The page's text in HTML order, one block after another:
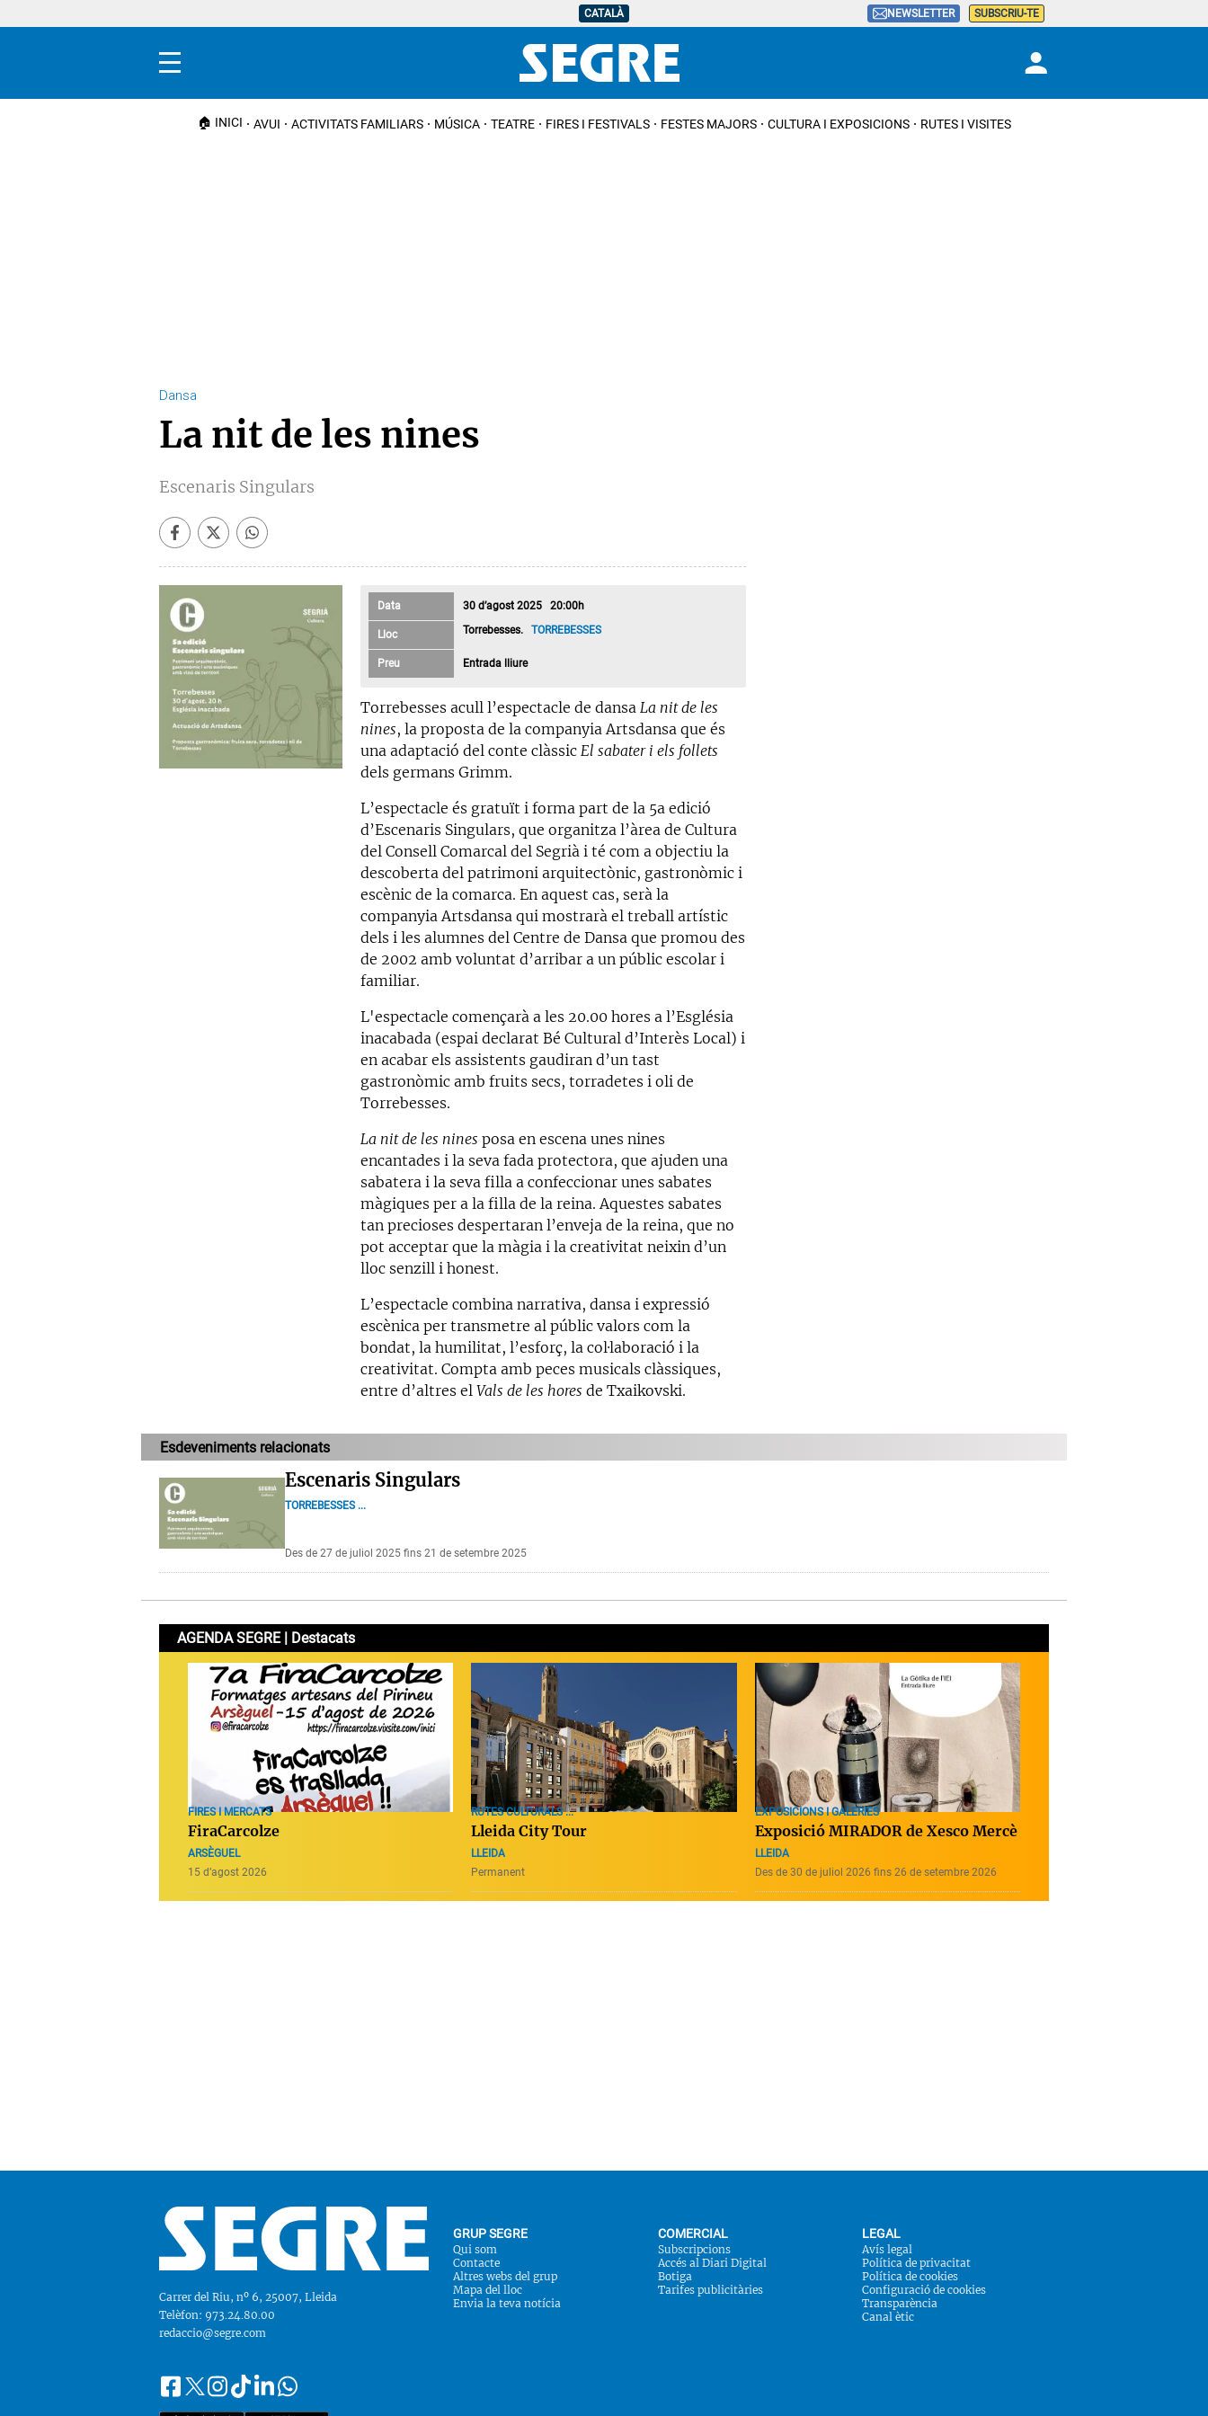
CATALÀ NEWSLETTER SUBSCRIU-TE
Menú
🏠 INICI AVUI ACTIVITATS FAMILIARS MÚSICA TEATRE FIRES I FESTIVALS FESTES MAJORS CULTURA I EXPOSICIONS RUTES I VISITES
Dansa
La nit de les nines
Escenaris Singulars
Data 30 d’agost 2025 20:00h
Lloc Torrebesses. TORREBESSES
Preu Entrada lliure
Torrebesses acull l’espectacle de dansa La nit de les
nines, la proposta de la companyia Artsdansa que és
una adaptació del conte clàssic El sabater i els follets
dels germans Grimm.
L’espectacle és gratuït i forma part de la 5a edició
d’Escenaris Singulars, que organitza l’àrea de Cultura
del Consell Comarcal del Segrià i té com a objectiu la
descoberta del patrimoni arquitectònic, gastronòmic i
escènic de la comarca. En aquest cas, serà la
companyia Artsdansa qui mostrarà el treball artístic
dels i les alumnes del Centre de Dansa que promou des
de 2002 amb voluntat d’arribar a un públic escolar i
familiar.
L'espectacle començarà a les 20.00 hores a l’Església
inacabada (espai declarat Bé Cultural d’Interès Local) i
en acabar els assistents gaudiran d’un tast
gastronòmic amb fruits secs, torradetes i oli de
Torrebesses.
La nit de les nines posa en escena unes nines
encantades i la seva fada protectora, que ajuden una
sabatera i la seva filla a confeccionar unes sabates
màgiques per a la filla de la reina. Aquestes sabates
tan precioses despertaran l’enveja de la reina, que no
pot acceptar que la màgia i la creativitat neixin d’un
lloc senzill i honest.
L’espectacle combina narrativa, dansa i expressió
escènica per transmetre al públic valors com la
bondat, la humilitat, l’esforç, la col·laboració i la
creativitat. Compta amb peces musicals clàssiques,
entre d’altres elVals de les hores de Txaikovski.
Esdeveniments relacionats
Escenaris Singulars
TORREBESSES ...
Des de 27 de juliol 2025 fins 21 de setembre 2025
AGENDA SEGRE | Destacats
FIRES I MERCATS
FiraCarcolze
ARSÈGUEL
15 d’agost 2026
RUTES CULTURALS ...
Lleida City Tour
LLEIDA
Permanent
EXPOSICIONS I GALERIES
Exposició MIRADOR de Xesco Mercè
LLEIDA
Des de 30 de juliol 2026 fins 26 de setembre 2026
Carrer del Riu, nº 6, 25007, Lleida
Telèfon: 973.24.80.00
redaccio@segre.com
Segueix-
FacebookInstagram
TiktokLinkedin
Whatsapp
GRUP SEGRE
Qui som
Contacte
Altres webs del grup
Mapa del lloc
Envia la teva notícia
COMERCIAL
Subscripcions
Accés al Diari Digital
Botiga
Tarifes publicitàries
LEGAL
Avís legal
Política de privacitat
Política de cookies
Configuració de cookies
Transparència
Canal ètic